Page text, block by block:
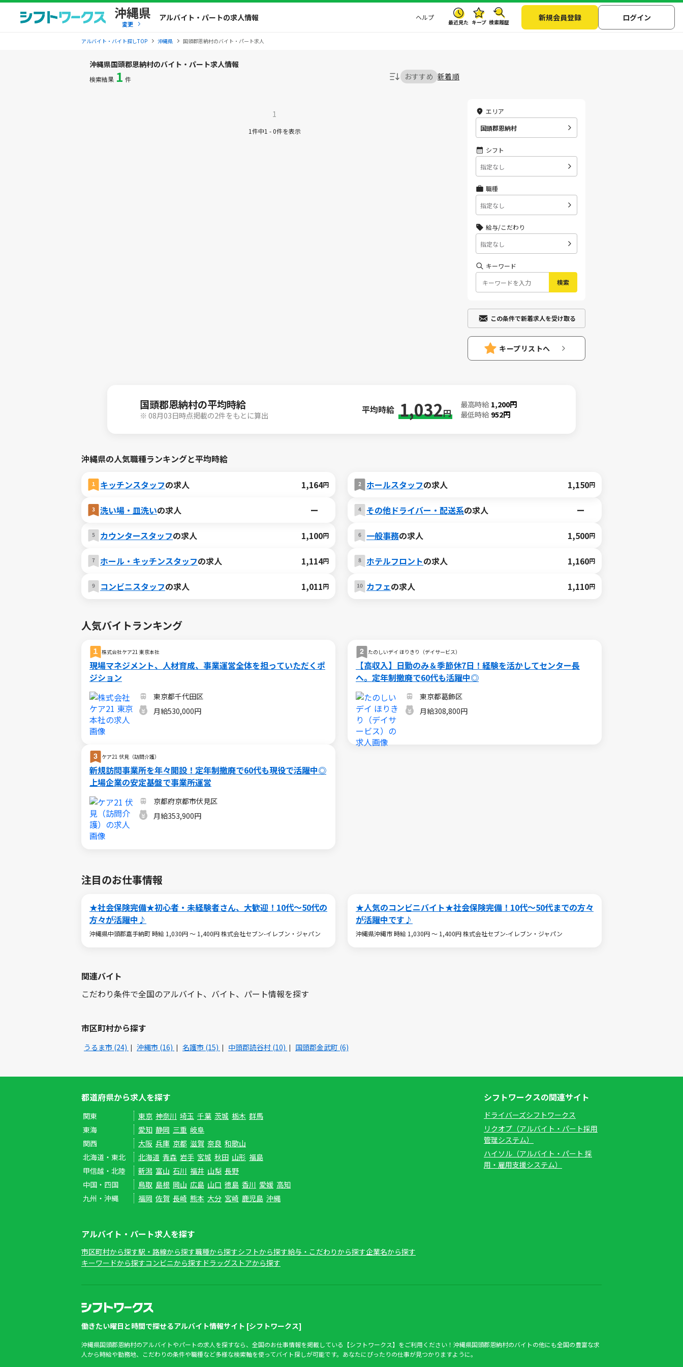
沖縄県
変更
アルバイト・パートの求人情報 ヘルプ
最近見た キープ 検索履歴 新規会員登録 ログイン
アルバイト・バイト探しTOP 沖縄県 国頭郡恩納村のバイト・パート求人
沖縄県国頭郡恩納村のバイト・パート求人情報
検索結果 1 件 おすすめ 新着順
1
1件中1 - 0件を表示
エリア
国頭郡恩納村
シフト
指定なし
職種
指定なし
給与/こだわり
指定なし
キーワード
検索
この条件で新着求人を受け取る
キープリストへ
国頭郡恩納村の平均時給
※ 08月03日時点掲載の2件をもとに算出 平均時給 1,032円
最高時給 1,200円
最低時給 952円
沖縄県の人気職種ランキングと平均時給
キッチンスタッフの求人 1,164円 ホールスタッフの求人 1,150円
洗い場・皿洗いの求人 ー その他ドライバー・配送系の求人 ー
カウンタースタッフの求人 1,100円 一般事務の求人 1,500円
ホール・キッチンスタッフの求人 1,114円 ホテルフロントの求人 1,160円
コンビニスタッフの求人 1,011円 カフェの求人 1,110円
人気バイトランキング
株式会社ケア21 東京本社
現場マネジメント、人材育成、事業運営全体を担っていただくポ
ジション
東京都千代田区
月給530,000円
たのしいデイ ほりきり（デイサービス）
【高収入】日勤のみ＆季節休7日！経験を活かしてセンター長
へ。定年制撤廃で60代も活躍中◎
東京都葛飾区
月給308,800円
ケア21 伏見（訪問介護）
新規訪問事業所を年々開設！定年制撤廃で60代も現役で活躍中◎
上場企業の安定基盤で事業所運営
京都府京都市伏見区
月給353,900円
注目のお仕事情報
★社会保険完備★初心者・未経験者さん、大歓迎！10代～50代の
方々が活躍中♪
沖縄県中頭郡嘉手納町 時給 1,030円 ～ 1,400円 株式会社セブン-イレブン・ジャパン
★人気のコンビニバイト★社会保険完備！10代～50代までの方々
が活躍中です♪
沖縄県沖縄市 時給 1,030円 ～ 1,400円 株式会社セブン-イレブン・ジャパン
関連バイト
こだわり条件で全国のアルバイト、バイト、パート情報を探す
市区町村から探す
うるま市 (24) 沖縄市 (16) 名護市 (15) 中頭郡読谷村 (10) 国頭郡金武町 (6)
都道府県から求人を探す
関東
東海
関西
北海道・東北
甲信越・北陸
中国・四国
九州・沖縄
東京 神奈川 埼玉 千葉 茨城 栃木 群馬
愛知 静岡 三重 岐阜
大阪 兵庫 京都 滋賀 奈良 和歌山
北海道 青森 岩手 宮城 秋田 山形 福島
新潟 富山 石川 福井 山梨 長野
鳥取 島根 岡山 広島 山口 徳島 香川 愛媛 高知
福岡 佐賀 長崎 熊本 大分 宮崎 鹿児島 沖縄
アルバイト・パート求人を探す
市区町村から探す駅・路線から探す職種から探すシフトから探す給与・こだわりから探す企業名から探す
キーワードから探すコンビニから探す ドラッグストアから探す
シフトワークスの関連サイト
ドライバーズシフトワークス
リクオプ（アルバイト・パート採用
管理システム）
ハイソル（アルバイト・パート 採
用・雇用支援システム）
働きたい曜日と時間で探せるアルバイト情報サイト [シフトワークス]
沖縄県国頭郡恩納村のアルバイトやパートの求人を探すなら、全国のお仕事情報を掲載している【シフトワークス】をご利用ください！沖縄県国頭郡恩納村のバイトの他にも全国の豊富な求
人から時給や勤務地、こだわりの条件や職種など多様な検索軸を使ってバイト探しが可能です。あなたにぴったりの仕事が見つかりますように。